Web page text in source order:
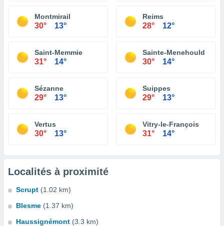
Montmirail
30° 13°
Reims
28° 12°
Saint-Memmie
31° 14°
Sainte-Menehould
30° 14°
Sézanne
29° 13°
Suippes
29° 13°
Vertus
30° 13°
Vitry-le-François
31° 14°
Localités à proximité
Scrupt (1.02 km)
Blesme (1.37 km)
Haussignémont (3.3 km)